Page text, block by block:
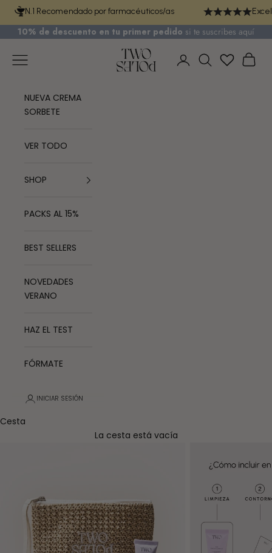
Ir al contenidoN.1 Recomendado por farmacéuticos/as
10% de descuento en tu primer pedido si te suscribes aquí
TWO POLES COSMETICS
Menú
Iniciar sesión
Buscar
NUEVA CREMA
SORBETE
VER TODO
SHOP
PACKS AL 15%
BEST SELLERS
NOVEDADES
VERANO
HAZ EL TEST
FÓRMATE
INICIAR SESIÓN
Cesta
La cesta está vacía